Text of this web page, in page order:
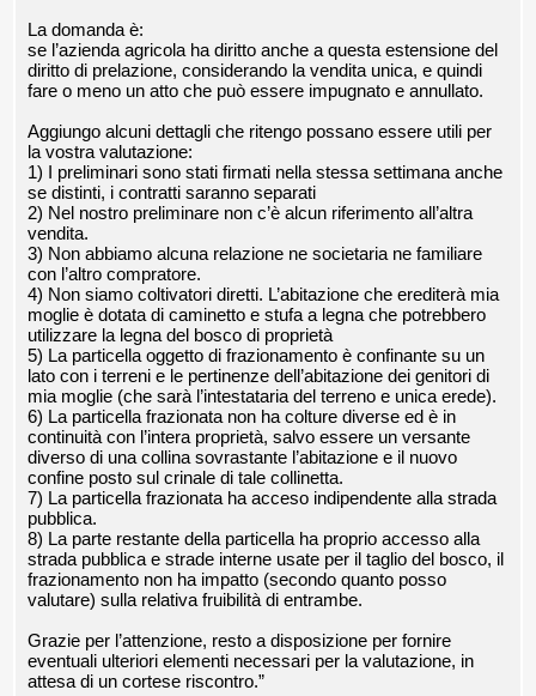
La domanda è:
se l’azienda agricola ha diritto anche a questa estensione del
diritto di prelazione, considerando la vendita unica, e quindi
fare o meno un atto che può essere impugnato e annullato.
Aggiungo alcuni dettagli che ritengo possano essere utili per
la vostra valutazione:
1) I preliminari sono stati firmati nella stessa settimana anche
se distinti, i contratti saranno separati
2) Nel nostro preliminare non c’è alcun riferimento all’altra
vendita.
3) Non abbiamo alcuna relazione ne societaria ne familiare
con l’altro compratore.
4) Non siamo coltivatori diretti. L’abitazione che erediterà mia
moglie è dotata di caminetto e stufa a legna che potrebbero
utilizzare la legna del bosco di proprietà
5) La particella oggetto di frazionamento è confinante su un
lato con i terreni e le pertinenze dell’abitazione dei genitori di
mia moglie (che sarà l’intestataria del terreno e unica erede).
6) La particella frazionata non ha colture diverse ed è in
continuità con l’intera proprietà, salvo essere un versante
diverso di una collina sovrastante l’abitazione e il nuovo
confine posto sul crinale di tale collinetta.
7) La particella frazionata ha acceso indipendente alla strada
pubblica.
8) La parte restante della particella ha proprio accesso alla
strada pubblica e strade interne usate per il taglio del bosco, il
frazionamento non ha impatto (secondo quanto posso
valutare) sulla relativa fruibilità di entrambe.
Grazie per l’attenzione, resto a disposizione per fornire
eventuali ulteriori elementi necessari per la valutazione, in
attesa di un cortese riscontro.”